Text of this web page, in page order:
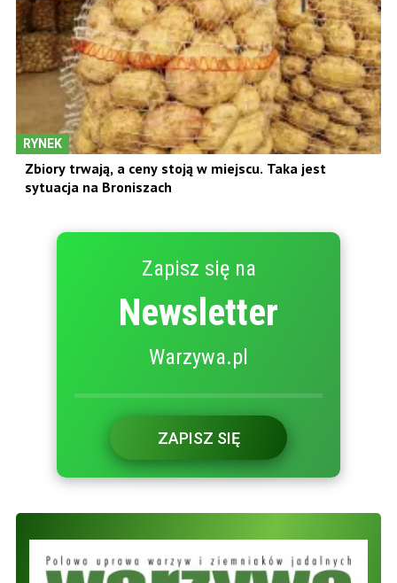
RYNEK
Zbiory trwają, a ceny stoją w miejscu. Taka jest
sytuacja na Broniszach
Zapisz się na
Newsletter
Warzywa.pl
ZAPISZ SIĘ